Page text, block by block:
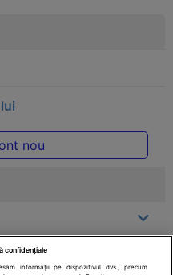
nou
confidențiale
informații pe dispozitivul dvs., precum